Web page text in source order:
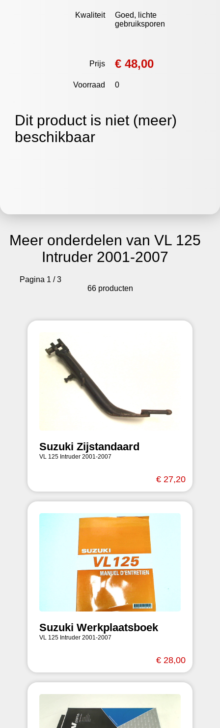
Kwaliteit
Goed, lichte
gebruiksporen
Prijs € 48,00
Voorraad 0
Dit product is niet (meer)
beschikbaar
Meer onderdelen van VL 125
Intruder 2001-2007
Pagina 1 / 3
66 producten
Suzuki Zijstandaard
VL 125 Intruder 2001-2007
€ 27,20
Suzuki Werkplaatsboek
VL 125 Intruder 2001-2007
€ 28,00